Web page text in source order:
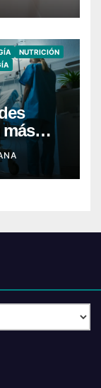
NUTRICIÓN